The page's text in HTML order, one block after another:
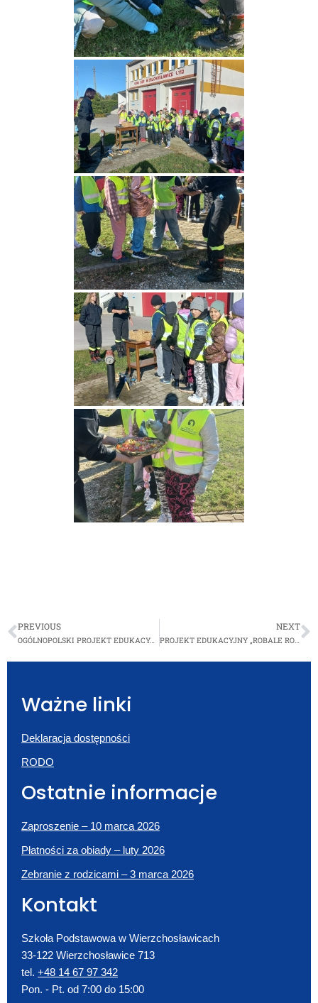
PREVIOUS
OGÓLNOPOLSKI PROJEKT EDUKACYJNY „KREATYWNA MATEMATYKA” W 3B
NEXT
PROJEKT EDUKACYJNY „ROBALE ROZRABIAJĄ”
Ważne linki
Deklaracja dostępności
RODO
Ostatnie informacje
Zaproszenie – 10 marca 2026
Płatności za obiady – luty 2026
Zebranie z rodzicami – 3 marca 2026
Kontakt
Szkoła Podstawowa w Wierzchosławicach
33-122 Wierzchosławice 713
tel. +48 14 67 97 342
Pon. - Pt. od 7:00 do 15:00